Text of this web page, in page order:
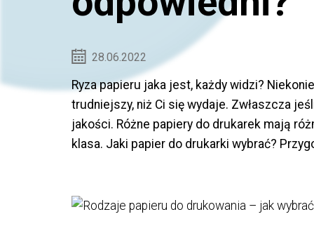
28.06.2022
Ryza papieru jaka jest, każdy widzi?
trudniejszy, niż Ci się wydaje. Zwłaszcza
jakości. Różne papiery do drukarek mają
klasa. Jaki papier do drukarki wybrać?